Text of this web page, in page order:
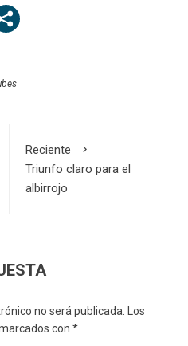
Reciente
Triunfo claro para el
albirrojo
no será publicada.
Los
con *